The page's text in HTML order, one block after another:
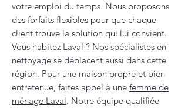
votre emploi du temps. Nous proposons
des forfaits flexibles pour que chaque
client trouve la solution qui lui convient.
Vous habitez Laval ? Nos spécialistes en
nettoyage se déplacent aussi dans cette
région. Pour une maison propre et bien
entretenue, faites appel à une femme de
ménage Laval. Notre équipe qualifiée